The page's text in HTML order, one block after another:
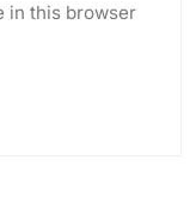
in this browser